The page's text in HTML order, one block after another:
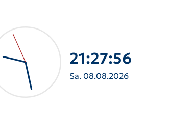
21:27:58
Sa. 08.08.2026